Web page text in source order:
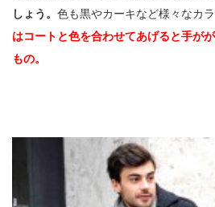
しょう。 色も黒やカーキなど様々なカラ
はコートと色を合わせてあげると手が
もの。